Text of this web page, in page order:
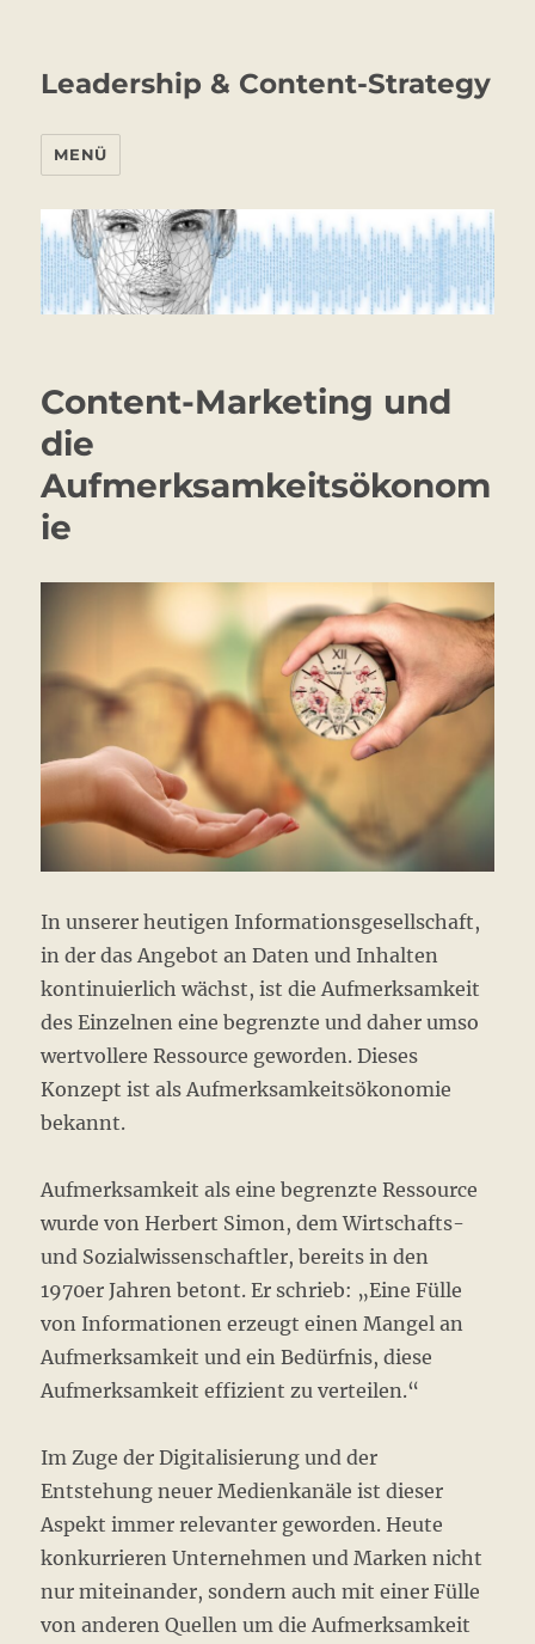
Leadership & Content-Strategy
MENÜ
Content-Marketing und
die
Aufmerksamkeitsökonom
ie
In unserer heutigen Informationsgesellschaft,
in der das Angebot an Daten und Inhalten
kontinuierlich wächst, ist die Aufmerksamkeit
des Einzelnen eine begrenzte und daher umso
wertvollere Ressource geworden. Dieses
Konzept ist als Aufmerksamkeitsökonomie
bekannt.
Aufmerksamkeit als eine begrenzte Ressource
wurde von Herbert Simon, dem Wirtschafts-
und Sozialwissenschaftler, bereits in den
1970er Jahren betont. Er schrieb: „Eine Fülle
von Informationen erzeugt einen Mangel an
Aufmerksamkeit und ein Bedürfnis, diese
Aufmerksamkeit effizient zu verteilen.“
Im Zuge der Digitalisierung und der
Entstehung neuer Medienkanäle ist dieser
Aspekt immer relevanter geworden. Heute
konkurrieren Unternehmen und Marken nicht
nur miteinander, sondern auch mit einer Fülle
von anderen Quellen um die Aufmerksamkeit